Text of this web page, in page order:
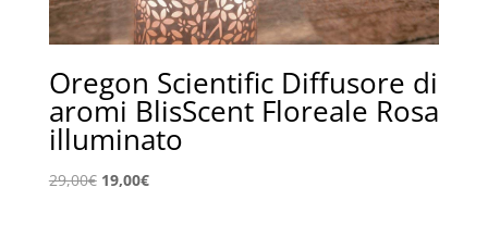
Oregon Scientific Diffusore di
aromi BlisScent Floreale Rosa
illuminato
29,00€ Il
19,00€Il